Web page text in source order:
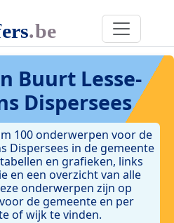
Buurt Lesse-
Dispersees
100 onderwerpen voor de
Dispersees in de gemeente
en grafieken, links
en een overzicht van alle
onderwerpen zijn op
de gemeente en per
of wijk te vinden.